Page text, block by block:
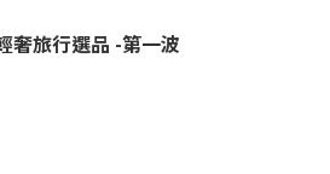
奢旅行選品 -第一波